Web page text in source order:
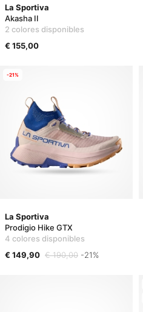
La Sportiva
Akasha II
2 colores disponibles
€ 155,00
La Sportiva
Prodigio Hike GTX
4 colores disponibles
€ 149,90 € 190,00 -21%
-21%